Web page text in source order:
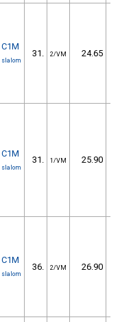
C1M
slalom
31. 2/VM 24.65
C1M
slalom
31. 1/VM 25.90
C1M
slalom
36. 2/VM 26.90